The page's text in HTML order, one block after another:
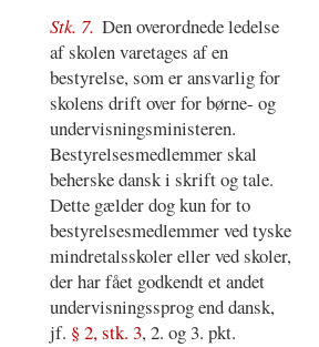
Stk. 7. Den overordnede ledelse
af skolen varetages af en
bestyrelse, som er ansvarlig for
skolens drift over for børne- og
undervisningsministeren.
Bestyrelsesmedlemmer skal
beherske dansk i skrift og tale.
Dette gælder dog kun for to
bestyrelsesmedlemmer ved tyske
mindretalsskoler eller ved skoler,
der har fået godkendt et andet
undervisningssprog end dansk,
jf. § 2, stk. 3, 2. og 3. pkt.